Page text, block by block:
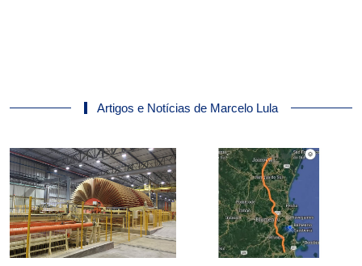
Artigos e Notícias de Marcelo Lula